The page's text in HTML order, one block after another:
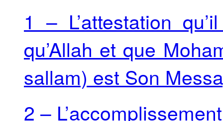
1 – L’attestation
qu’Allah et que
sallam) est Son
2 –